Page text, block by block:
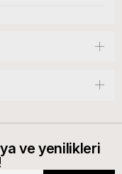
ve yenilikleri